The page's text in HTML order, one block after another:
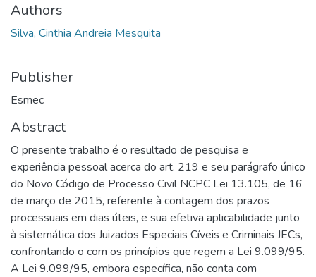
Authors
Silva, Cinthia Andreia Mesquita
Publisher
Esmec
Abstract
O presente trabalho é o resultado de pesquisa e
experiência pessoal acerca do art. 219 e seu parágrafo único
do Novo Código de Processo Civil NCPC Lei 13.105, de 16
de março de 2015, referente à contagem dos prazos
processuais em dias úteis, e sua efetiva aplicabilidade junto
à sistemática dos Juizados Especiais Cíveis e Criminais JECs,
confrontando o com os princípios que regem a Lei 9.099/95.
A Lei 9.099/95, embora específica, não conta com